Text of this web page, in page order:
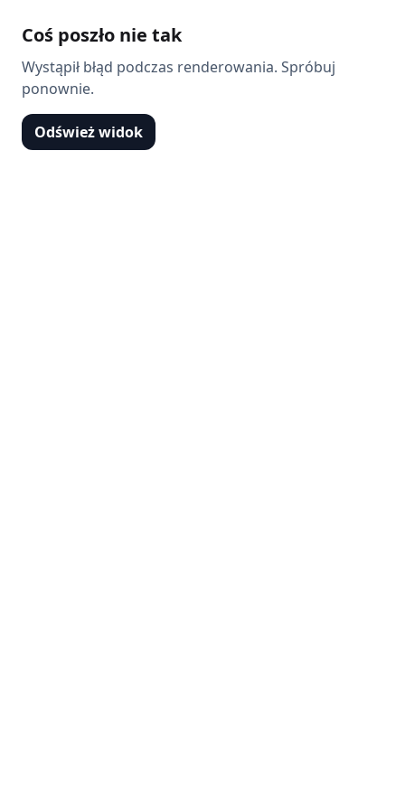
Coś poszło nie tak
Wystąpił błąd podczas renderowania. Spróbuj
ponownie.
Odśwież widok